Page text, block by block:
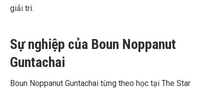
giải trí.
Sự nghiệp của Boun Noppanut
Guntachai
Boun Noppanut Guntachai từng theo học tại The Star